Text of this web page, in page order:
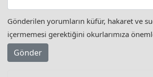
Gönderilen yorumların küfür, hakaret ve
içermemesi gerektiğini okurlarımıza
Gönder